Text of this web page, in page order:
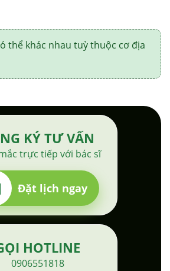
thể khác nhau tuỳ thuộc cơ địa
KÝ TƯ VẤN
trực tiếp với bác sĩ
Đặt lịch ngay
HOTLINE
0906551818